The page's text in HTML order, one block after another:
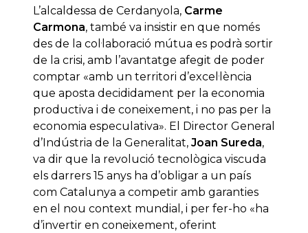
L’alcaldessa de Cerdanyola, Carme
Carmona, també va insistir en que només
des de la col·laboració mútua es podrà sortir
de la crisi, amb l’avantatge afegit de poder
comptar «amb un territori d’excel·lència
que aposta decididament per la economia
productiva i de coneixement, i no pas per la
economia especulativa». El Director General
d’Indústria de la Generalitat, Joan Sureda,
va dir que la revolució tecnològica viscuda
els darrers 15 anys ha d’obligar a un país
com Catalunya a competir amb garanties
en el nou context mundial, i per fer-ho «ha
d’invertir en coneixement, oferint